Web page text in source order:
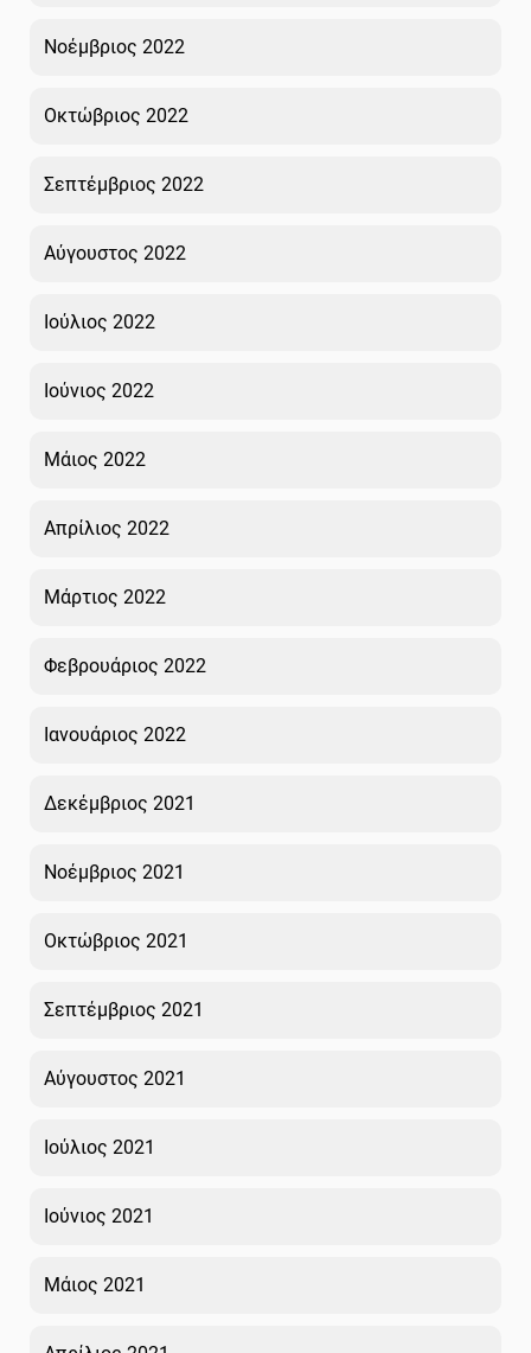
Νοέμβριος 2022
Οκτώβριος 2022
Σεπτέμβριος 2022
Αύγουστος 2022
Ιούλιος 2022
Ιούνιος 2022
Μάιος 2022
Απρίλιος 2022
Μάρτιος 2022
Φεβρουάριος 2022
Ιανουάριος 2022
Δεκέμβριος 2021
Νοέμβριος 2021
Οκτώβριος 2021
Σεπτέμβριος 2021
Αύγουστος 2021
Ιούλιος 2021
Ιούνιος 2021
Μάιος 2021